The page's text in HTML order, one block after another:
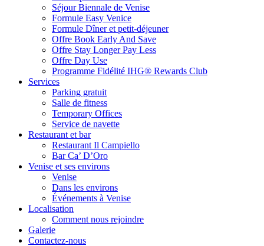
Séjour Biennale de Venise
Formule Easy Venice
Formule Dîner et petit-déjeuner
Offre Book Early And Save
Offre Stay Longer Pay Less
Offre Day Use
Programme Fidélité IHG® Rewards Club
Services
Parking gratuit
Salle de fitness
Temporary Offices
Service de navette
Restaurant et bar
Restaurant Il Campiello
Bar Ca’ D’Oro
Venise et ses environs
Venise
Dans les environs
Événements à Venise
Localisation
Comment nous rejoindre
Galerie
Contactez-nous